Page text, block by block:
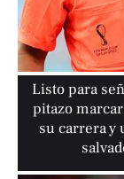
Listo para
pitazo
su carrera